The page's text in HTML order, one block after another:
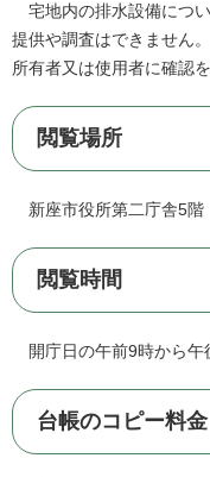
宅地内の排水設備につ
提供や調査はできません。
所有者又は使用者に確認
閲覧場所
新座市役所第二庁舎5
閲覧時間
開庁日の午前9時から午
台帳のコピー料金